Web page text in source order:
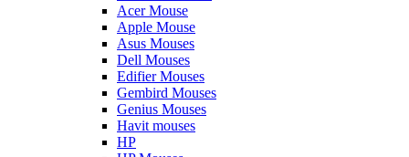
Acer Mouse
Apple Mouse
Asus Mouses
Dell Mouses
Edifier Mouses
Gembird Mouses
Genius Mouses
Havit mouses
HP